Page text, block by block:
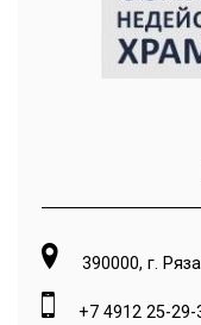
390000, г.
+7 4912 25-29-